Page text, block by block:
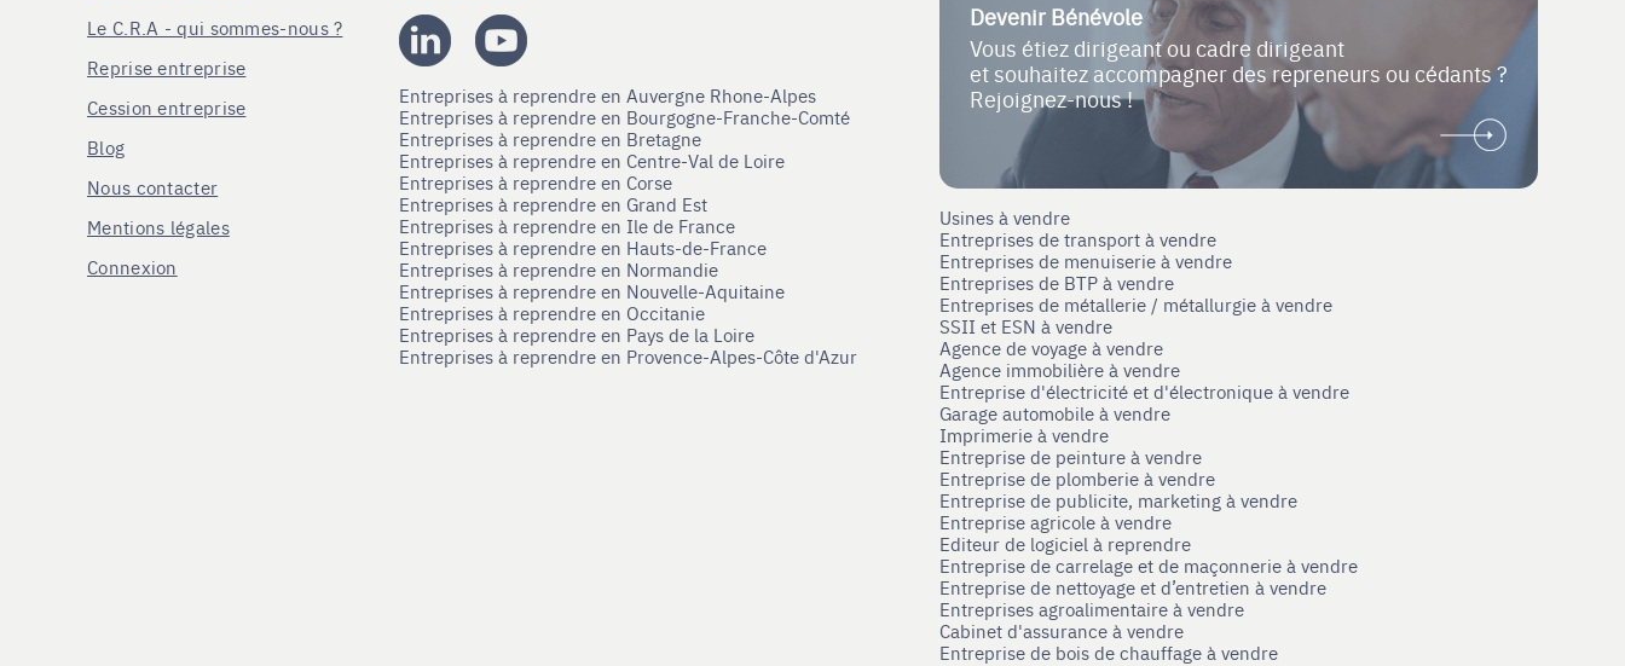
Le C.R.A - qui sommes-nous ?
Reprise entreprise
Cession entreprise
Blog
Nous contacter
Mentions légales
Connexion
Entreprises à reprendre en Auvergne Rhone-Alpes
Entreprises à reprendre en Bourgogne-Franche-Comté
Entreprises à reprendre en Bretagne
Entreprises à reprendre en Centre-Val de Loire
Entreprises à reprendre en Corse
Entreprises à reprendre en Grand Est
Entreprises à reprendre en Ile de France
Entreprises à reprendre en Hauts-de-France
Entreprises à reprendre en Normandie
Entreprises à reprendre en Nouvelle-Aquitaine
Entreprises à reprendre en Occitanie
Entreprises à reprendre en Pays de la Loire
Entreprises à reprendre en Provence-Alpes-Côte d'Azur
Devenir Bénévole
Vous étiez dirigeant ou cadre dirigeant
et souhaitez accompagner des repreneurs ou cédants ?
Rejoignez-nous !
Usines à vendre
Entreprises de transport à vendre
Entreprises de menuiserie à vendre
Entreprises de BTP à vendre
Entreprises de métallerie / métallurgie à vendre
SSII et ESN à vendre
Agence de voyage à vendre
Agence immobilière à vendre
Entreprise d'électricité et d'électronique à vendre
Garage automobile à vendre
Imprimerie à vendre
Entreprise de peinture à vendre
Entreprise de plomberie à vendre
Entreprise de publicite, marketing à vendre
Entreprise agricole à vendre
Editeur de logiciel à reprendre
Entreprise de carrelage et de maçonnerie à vendre
Entreprise de nettoyage et d’entretien à vendre
Entreprises agroalimentaire à vendre
Cabinet d'assurance à vendre
Entreprise de bois de chauffage à vendre